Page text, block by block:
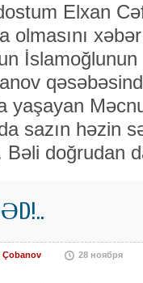
Elxan
olmasını
yaşayan
sazın həzin
Bəli doğrudan
Çobanov 28 ноября